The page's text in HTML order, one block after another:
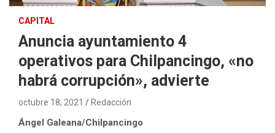
CAPITAL
Anuncia ayuntamiento 4
operativos para Chilpancingo, «no
habrá corrupción», advierte
octubre 18, 2021 Redacción
Ángel Galeana/Chilpancingo